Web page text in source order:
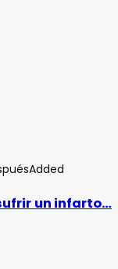
Added
un infarto…